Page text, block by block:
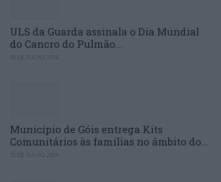
ULS da Guarda assinala o Dia Mundial
do Cancro do Pulmão...
30 DE JULHO, 2026
Município de Góis entrega Kits
Comunitários às famílias no âmbito do...
30 DE JULHO, 2026